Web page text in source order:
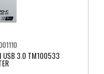
USB 3.0 TM100533